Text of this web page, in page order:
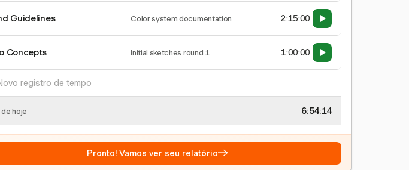
Guidelines Color system documentation 2:15:00
Concepts Initial sketches round 1 1:00:00
registro de tempo
hoje 6:54:15
Pronto! Vamos ver seu relatório→